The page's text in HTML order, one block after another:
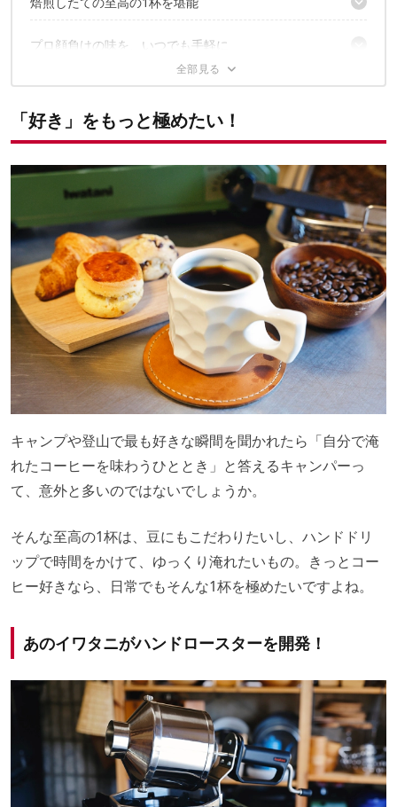
生豆を入れて焙煎スタート
豆が弾けて、いい香りが漂ってきた
焙煎したばかりの豆をハンドドリップで抽出
キャンプで焙煎はあり？ なし？
プロ顔負けの味を、いつでも手軽に
現在、Makuakeで話題沸騰中！
「好き」をもっと極めたい！
キャンプや登山で最も好きな瞬間を聞かれたら「自分で淹
れたコーヒーを味わうひととき」と答えるキャンパーっ
て、意外と多いのではないでしょうか。
そんな至高の1杯は、豆にもこだわりたいし、ハンドドリ
ップで時間をかけて、ゆっくり淹れたいもの。きっとコー
ヒー好きなら、日常でもそんな1杯を極めたいですよね。
あのイワタニがハンドロースターを開発！